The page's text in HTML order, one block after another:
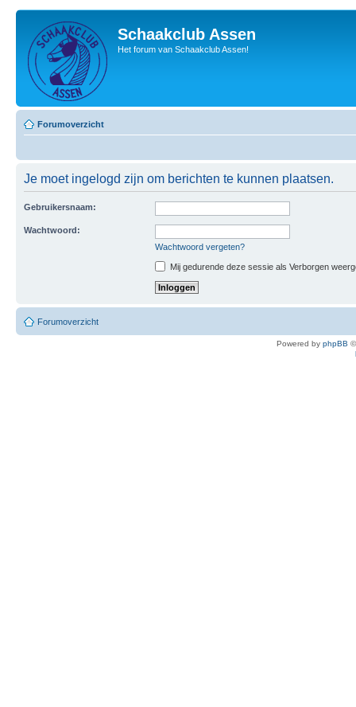
Schaakclub Assen
Het forum van Schaakclub Assen!
Forumoverzicht
Je moet ingelogd zijn om berichten te kunnen plaatsen.
Gebruikersnaam:
Wachtwoord:
Wachtwoord vergeten?
Mij gedurende deze sessie als Verborgen
Forumoverzicht
Powered by phpBB